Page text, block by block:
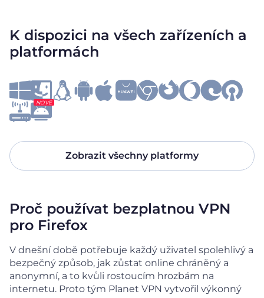
K dispozici na všech zařízeních a
platformách
NOVÉ
Zobrazit všechny platformy
Proč používat bezplatnou VPN
pro Firefox
V dnešní době potřebuje každý uživatel spolehlivý a
bezpečný způsob, jak zůstat online chráněný a
anonymní, a to kvůli rostoucím hrozbám na
internetu. Proto tým Planet VPN vytvořil výkonný